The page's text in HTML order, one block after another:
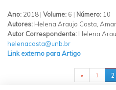
Ano: 2018 | Volume: 6 | Número: 10
Autores: Helena Araujo Costa,
Autor Correspondente: Helena
helenacosta@unb.br
Link externo para Artigo
« 1 2